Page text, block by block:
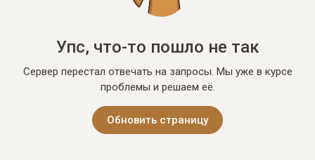
Упс, что-то пошло не так
Сервер перестал отвечать на запросы. Мы уже в курсе
проблемы и решаем её.
Обновить страницу